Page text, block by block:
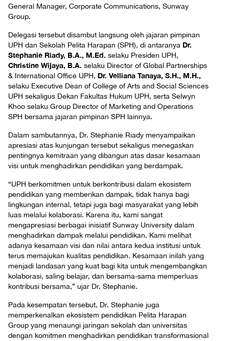
General Manager, Corporate Communications, Sunway
Group.
Delegasi tersebut disambut langsung oleh jajaran pimpinan
UPH dan Sekolah Pelita Harapan (SPH), di antaranya Dr.
Stephanie Riady, B.A., M.Ed. selaku Presiden UPH,
Christine Wijaya, B.A. selaku Director of Global Partnerships
& International Office UPH, Dr. Velliana Tanaya, S.H., M.H.,
selaku Executive Dean of College of Arts and Social Sciences
UPH sekaligus Dekan Fakultas Hukum UPH, serta Selwyn
Khoo selaku Group Director of Marketing and Operations
SPH bersama jajaran pimpinan SPH lainnya.
Dalam sambutannya, Dr. Stephanie Riady menyampaikan
apresiasi atas kunjungan tersebut sekaligus menegaskan
pentingnya kemitraan yang dibangun atas dasar kesamaan
visi untuk menghadirkan pendidikan yang berdampak.
“UPH berkomitmen untuk berkontribusi dalam ekosistem
pendidikan yang memberikan dampak, tidak hanya bagi
lingkungan internal, tetapi juga bagi masyarakat yang lebih
luas melalui kolaborasi. Karena itu, kami sangat
mengapresiasi berbagai inisiatif Sunway University dalam
menghadirkan dampak melalui pendidikan. Kami melihat
adanya kesamaan visi dan nilai antara kedua institusi untuk
terus memajukan kualitas pendidikan. Kesamaan inilah yang
menjadi landasan yang kuat bagi kita untuk mengembangkan
kolaborasi, saling belajar, dan bersama-sama memperluas
kontribusi bersama,” ujar Dr. Stephanie.
Pada kesempatan tersebut, Dr. Stephanie juga
memperkenalkan ekosistem pendidikan Pelita Harapan
Group yang menaungi jaringan sekolah dan universitas
dengan komitmen menghadirkan pendidikan transformasional